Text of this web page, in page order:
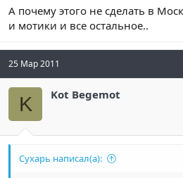
А почему этого не сделать в
и мотики и все остальное..
25 Мар 2011
K Kot Begemot
Сухарь написал(а):